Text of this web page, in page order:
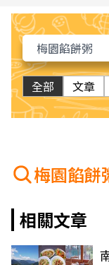
全部 文章
梅園餡餅
相關文章